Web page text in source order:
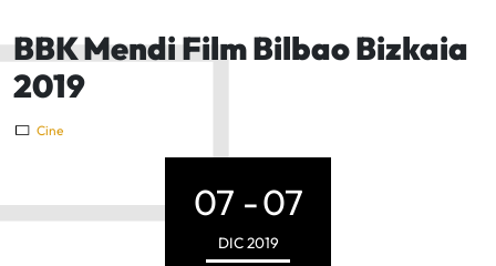
BBK Mendi Film Bilbao Bizkaia
2019
Cine
07 -07
DIC2019